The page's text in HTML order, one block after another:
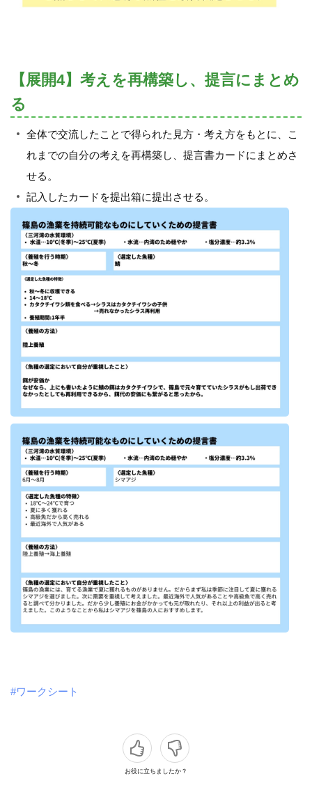
【展開4】考えを再構築し、提言にまとめ
る
全体で交流したことで得られた見方・考え方をもとに、こ
れまでの自分の考えを再構築し、提言書カードにまとめさ
せる。
記入したカードを提出箱に提出させる。
#ワークシート
お役に立ちましたか？